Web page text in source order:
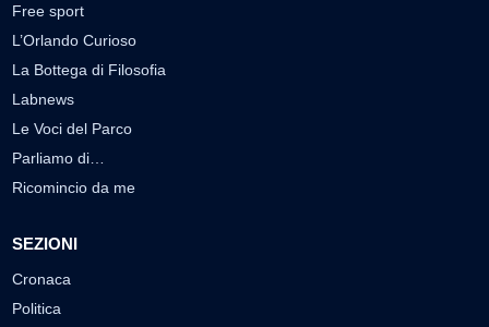
Free sport
L’Orlando Curioso
La Bottega di Filosofia
Labnews
Le Voci del Parco
Parliamo di…
Ricomincio da me
SEZIONI
Cronaca
Politica